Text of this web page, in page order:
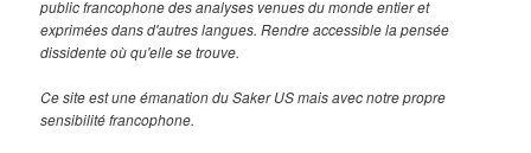
public francophone des analyses venues du monde entier et
exprimées dans d'autres langues. Rendre accessible la pensée
dissidente où qu'elle se trouve.
Ce site est une émanation du Saker US mais avec notre propre
sensibilité francophone.